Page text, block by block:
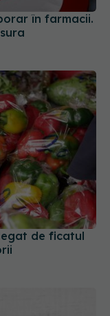
în farmacii.
de ficatul